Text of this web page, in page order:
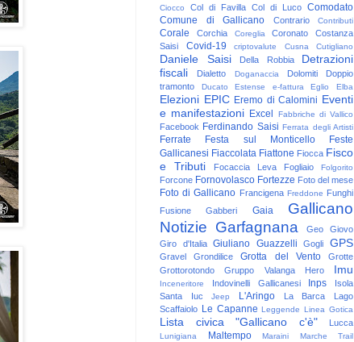
Ciocco
Col di Favilla Col di Luco Comodato
Comune di Gallicano
Contrario Contributi
Corale Corchia Coreglia Coronato
Costanza
Saisi
Covid-19 criptovalute Cusna Cutigliano
Daniele Saisi Della Robbia
Detrazioni
fiscali
Dialetto Doganaccia Dolomiti
Doppio
tramonto
Ducato Estense e-fattura Eglio Elba
Elezioni EPIC Eremo di Calomini Eventi
e manifestazioni Excel Fabbriche di Vallico
Facebook Ferdinando Saisi Ferrata degli Artisti
Ferrate Festa sul Monticello
Feste
Gallicanesi Fiaccolata Fiattone Fiocca Fisco
e Tributi
Focaccia Leva Fogliaio Folgorito
Forcone Fornovolasco Fortezze Foto del mese
Foto di Gallicano Francigena Freddone Funghi
Fusione
Gabberi Gaia
Gallicano
Notizie Garfagnana Geo
Giovo
Giro d'Italia
Giuliano Guazzelli Gogli GPS
Gravel Grondilice Grotta del Vento
Grotte
Grottorotondo
Gruppo Valanga Hero Imu
Inceneritore Indovinelli Gallicanesi Inps
Isola
Santa
Iuc Jeep L'Aringo La Barca
Lago
Scaffaiolo Le Capanne Leggende Linea Gotica
Lista civica "Gallicano c'è" Lucca
Lunigiana Maltempo Maraini Marche Trail